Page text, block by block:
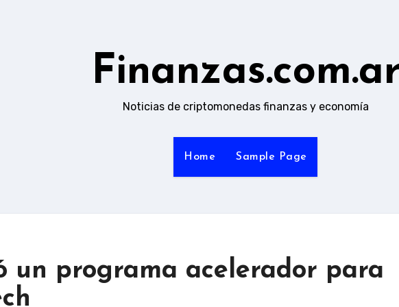
Noticias de criptomonedas finanzas y economía
Home Sample Page
un programa acelerador para